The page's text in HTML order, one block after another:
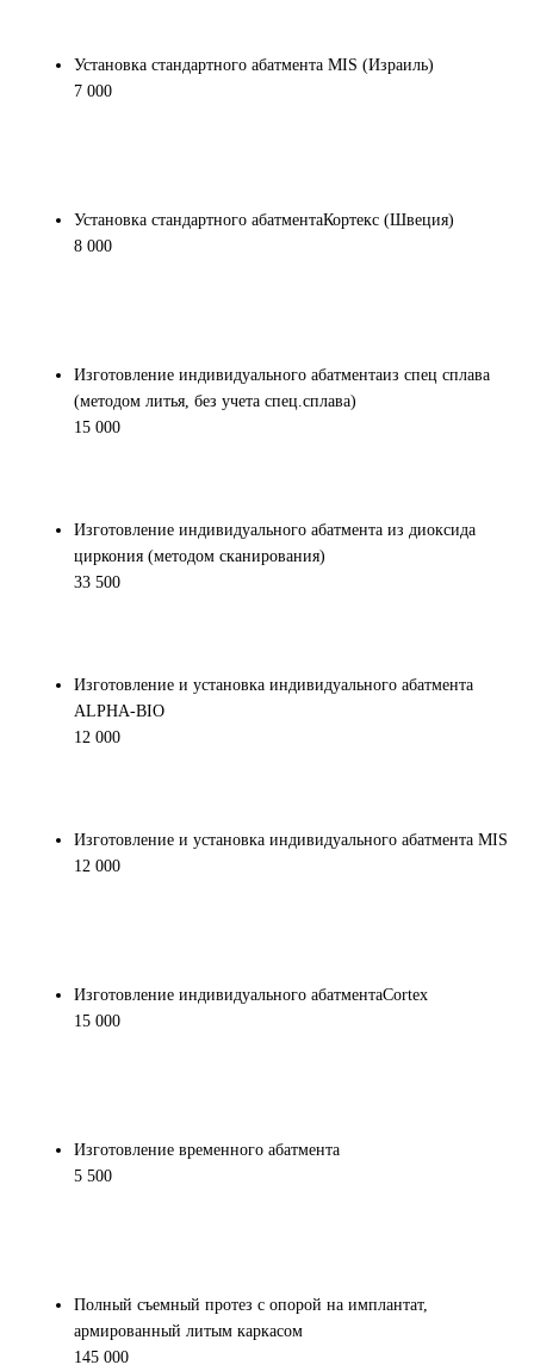
Установка стандартного абатмента MIS (Израиль)
7 000
Установка стандартного абатментаКортекс (Швеция)
8 000
Изготовление индивидуального абатментаиз спец сплава
(методом литья, без учета спец.сплава)
15 000
Изготовление индивидуального абатмента из диоксида
циркония (методом сканирования)
33 500
Изготовление и установка индивидуального абатмента
ALPHA-BIO
12 000
Изготовление и установка индивидуального абатмента MIS
12 000
Изготовление индивидуального абатментаCortex
15 000
Изготовление временного абатмента
5 500
Полный съемный протез с опорой на имплантат,
армированный литым каркасом
145 000